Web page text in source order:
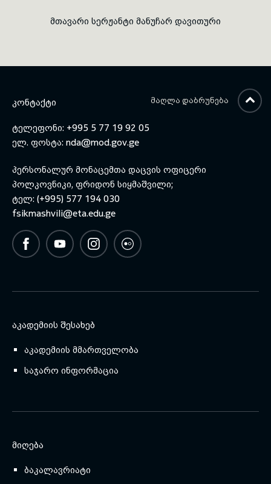
მთავარი სერჟანტი მანუჩარ დავითური
ᲙᲝᲜᲢᲐᲥᲢᲘ
ტელეფონი: +995 5 77 19 92 05
ელ. ფოსტა: nda@mod.gov.ge
პერსონალურ მონაცემთა დაცვის ოფიცერი
პოლკოვნიკი, ფრიდონ სიყმაშვილი;
ტელ: (+995) 577 194 030
fsikmashvili@eta.edu.ge
ᲐᲙᲐᲓᲔᲛᲘᲘᲡ ᲨᲔᲡᲐᲮᲔᲑ
აკადემიის მმართველობა
საჯარო ინფორმაცია
ᲛᲘᲦᲔᲑᲐ
ბაკალავრიატი
ᲛᲐᲦᲚᲐ ᲓᲐᲑᲠᲣᲜᲔᲑᲐ